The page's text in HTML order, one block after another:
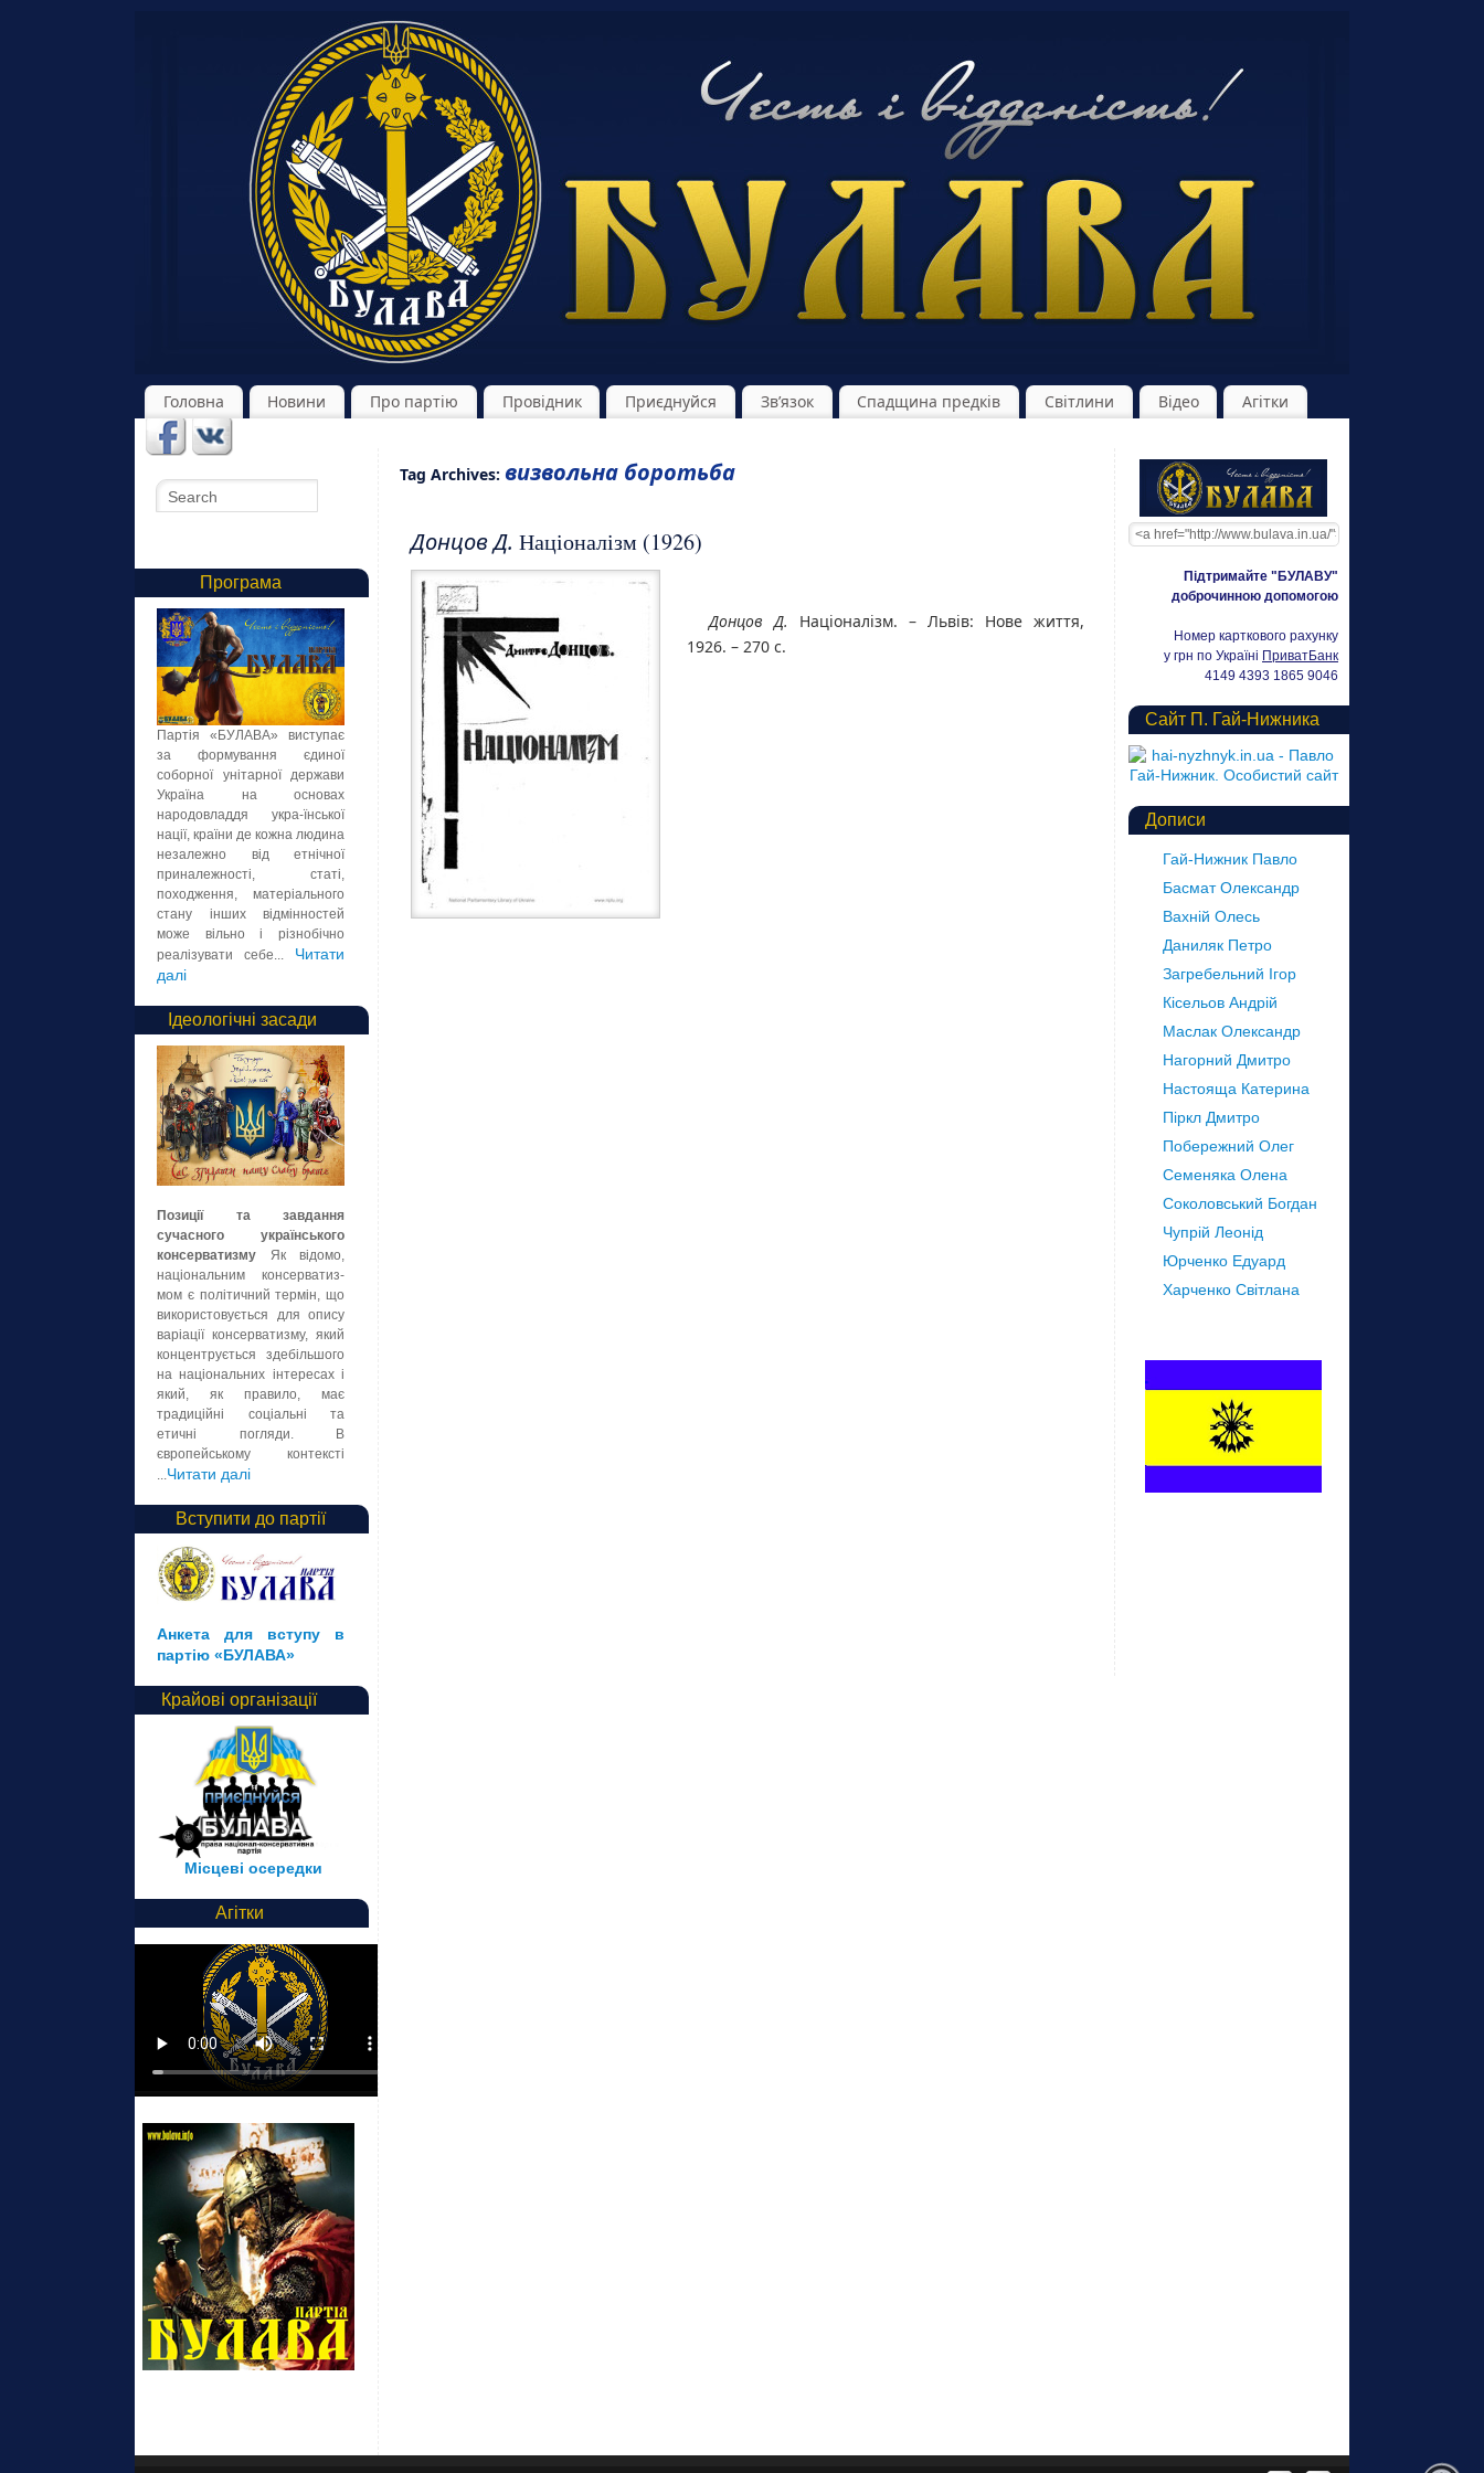
Головна Новини Про партію Провідник Приєднуйся Зв’язок Спадщина предків Світлини Відео Агітки
Tag Archives: визвольна боротьба
Донцов Д. Націоналізм (1926)
Донцов Д.
Націоналізм. – Львів: Нове життя,
1926. – 270 с.
Програма
Партія «БУЛАВА» виступає
за формування єдиної
соборної унітарної держави
Україна на основах
народовладдя укра-їнської
нації, країни де кожна людина
незалежно від етнічної
приналежності, статі,
походження, матеріального
стану інших відмінностей
може вільно і різнобічно
реалізувати себе... Читати
далі
Ідеологічні засади
Позиції та завдання
сучасного українського
консерватизму Як відомо,
національним консерватиз-
мом є політичний термін, що
використовується для опису
варіації консерватизму, який
концентрується здебільшого
на національних інтересах і
який, як правило, має
традиційні соціальні та
етичні погляди. В
європейському контексті
...Читати далі
Вступити до партії
Анкета для вступу в
партію «БУЛАВА»
Крайові організації
Місцеві осередки
Агітки
Підтримайте "БУЛАВУ"
доброчинною допомогою
Номер карткового рахунку
у грн по Україні ПриватБанк
4149 4393 1865 9046
Сайт П. Гай-Нижника
Дописи
Гай-Нижник Павло
Басмат Олександр
Вахній Олесь
Даниляк Петро
Загребельний Ігор
Кісельов Андрій
Маслак Олександр
Нагорний Дмитро
Настояща Катерина
Піркл Дмитро
Побережний Олег
Семеняка Олена
Соколовський Богдан
Чупрій Леонід
Юрченко Едуард
Харченко Світлана